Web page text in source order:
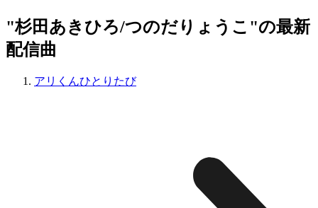
"杉田あきひろ/つのだりょうこ"の最新
配信曲
アリくんひとりたび